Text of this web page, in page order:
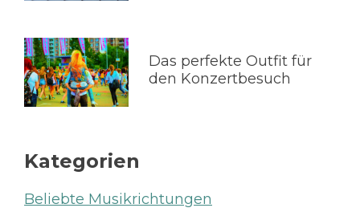
Das perfekte Outfit für
den Konzertbesuch
Kategorien
Beliebte Musikrichtungen